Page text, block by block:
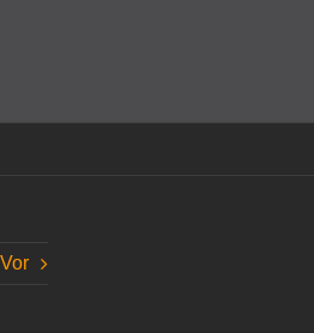
Vor
gesetzt werden.